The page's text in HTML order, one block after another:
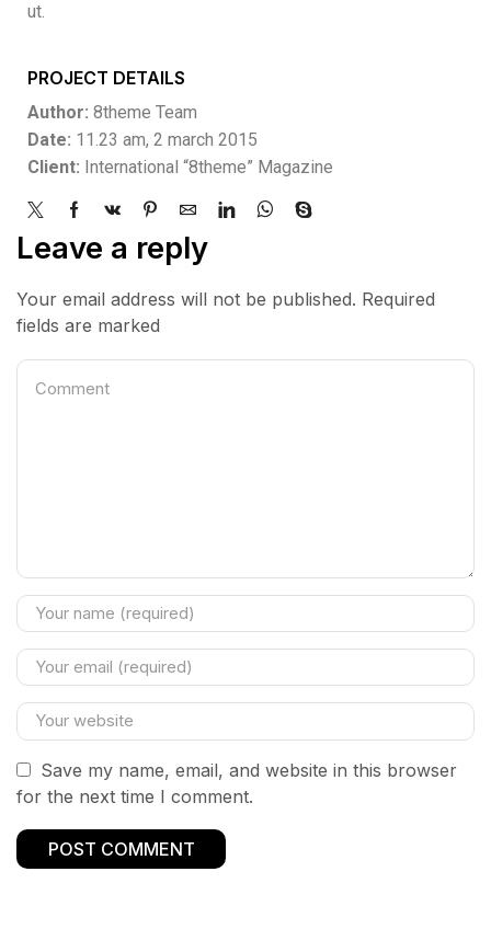
ut.
PROJECT DETAILS
Author: 8theme Team
Date: 11.23 am, 2 march 2015
Client: International “8theme” Magazine
Leave a reply
Your email address will not be published. Required
fields are marked
Save my name, email, and website in this browser
for the next time I comment.